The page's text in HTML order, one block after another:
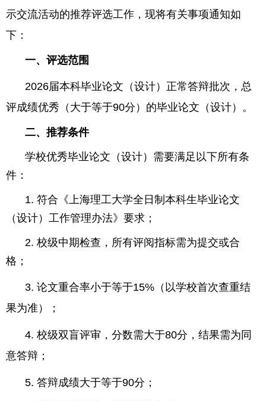
示交流活动的推荐评选工作，现将有关事项通知如
下：
一、评选范围
2026届本科毕业论文（设计）正常答辩批次，总
评成绩优秀（大于等于90分）的毕业论文（设计）。
二、推荐条件
学校优秀毕业论文（设计）需要满足以下所有条
件：
1. 符合《上海理工大学全日制本科生毕业论文
（设计）工作管理办法》要求；
2. 校级中期检查，所有评阅指标需为提交或合
格；
3. 论文重合率小于等于15% （以学校首次查重结
果为准）；
4. 校级双盲评审，分数需大于80分，结果需为同
意答辩；
5. 答辩成绩大于等于90分；